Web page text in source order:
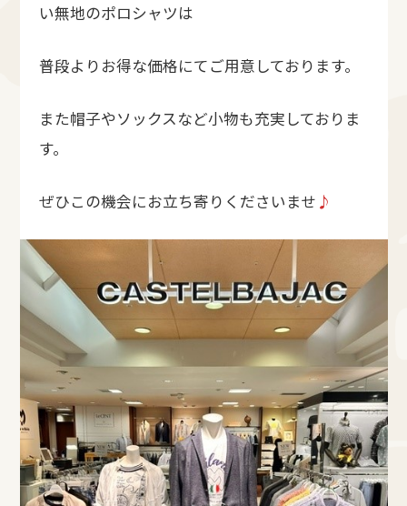
い無地のポロシャツは
普段よりお得な価格にてご用意しております。
また帽子やソックスなど小物も充実しておりま
す。
ぜひこの機会にお立ち寄りくださいませ ♪